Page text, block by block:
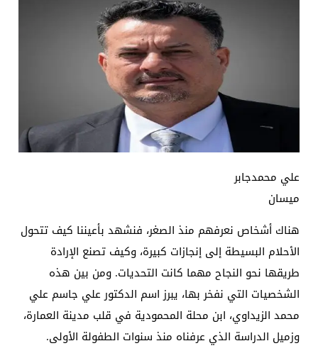
علي محمدجابر
ميسان
هناك أشخاص نعرفهم منذ الصغر، فنشهد بأعيننا كيف تتحول
الأحلام البسيطة إلى إنجازات كبيرة، وكيف تصنع الإرادة
طريقها نحو النجاح مهما كانت التحديات. ومن بين هذه
الشخصيات التي نفخر بها، يبرز اسم الدكتور علي جاسم علي
محمد الزيداوي، ابن محلة المحمودية في قلب مدينة العمارة،
وزميل الدراسة الذي عرفناه منذ سنوات الطفولة الأولى.